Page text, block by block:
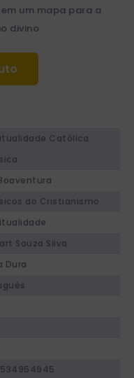
um mapa para a
divino.
Católica
do Cristianismo
Souza Silva
Dura